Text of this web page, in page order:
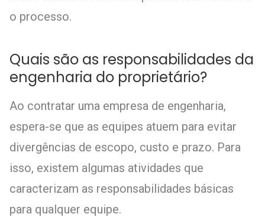
o processo.
Quais são as responsabilidades da
engenharia do proprietário?
Ao contratar uma empresa de engenharia,
espera-se que as equipes atuem para evitar
divergências de escopo, custo e prazo. Para
isso, existem algumas atividades que
caracterizam as responsabilidades básicas
para qualquer equipe.